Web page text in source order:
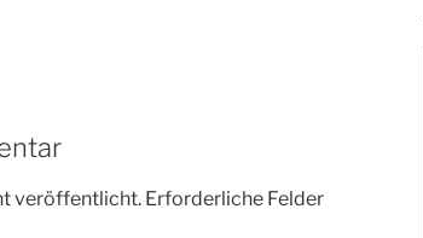
veröffentlicht. Erforderliche Felder